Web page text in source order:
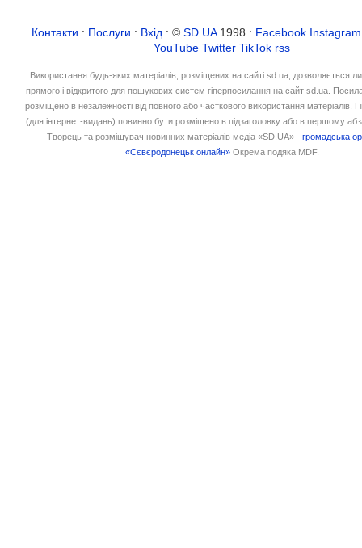
Контакти : Послуги : Вхід : ©SD.UA1998 : Facebook Instagram
YouTube Twitter TikTok rss
Використання будь-яких матеріалів, розміщених на сайті sd.ua, дозволяється
прямого і відкритого для пошукових систем гіперпосилання на сайт sd.ua.
розміщено в незалежності від повного або часткового використання матеріалів.
(для інтернет-видань) повинно бути розміщено в підзаголовку або в першому
Творець та розміщувач новинних матеріалів медіа «SD.UA» -громадська
«Сєвєродонецьк онлайн» Окрема подяка MDF.